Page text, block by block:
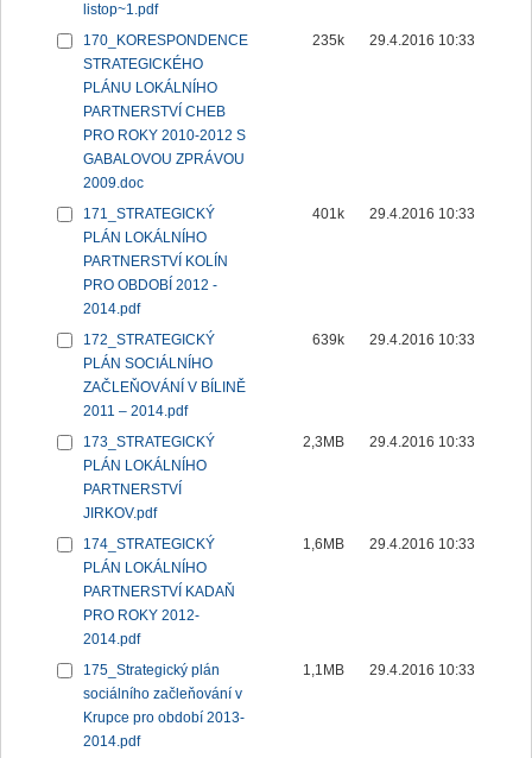
listop~1.pdf
170_KORESPONDENCE
STRATEGICKÉHO
PLÁNU LOKÁLNÍHO
PARTNERSTVÍ CHEB
PRO ROKY 2010-2012 S
GABALOVOU ZPRÁVOU
2009.doc
235k 29.4.2016 10:33
171_STRATEGICKÝ
PLÁN LOKÁLNÍHO
PARTNERSTVÍ KOLÍN
PRO OBDOBÍ 2012 -
2014.pdf
401k 29.4.2016 10:33
172_STRATEGICKÝ
PLÁN SOCIÁLNÍHO
ZAČLEŇOVÁNÍ V BÍLINĚ
2011 – 2014.pdf
639k 29.4.2016 10:33
173_STRATEGICKÝ
PLÁN LOKÁLNÍHO
PARTNERSTVÍ
JIRKOV.pdf
2,3MB 29.4.2016 10:33
174_STRATEGICKÝ
PLÁN LOKÁLNÍHO
PARTNERSTVÍ KADAŇ
PRO ROKY 2012-
2014.pdf
1,6MB 29.4.2016 10:33
175_Strategický plán
sociálního začleňování v
Krupce pro období 2013-
2014.pdf
1,1MB 29.4.2016 10:33